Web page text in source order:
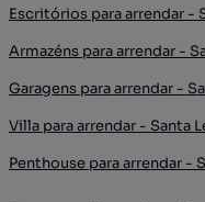
Escritórios para arrendar -
Armazéns para arrendar -
Garagens para arrendar -
Villa para arrendar - Santa
Penthouse para arrendar -